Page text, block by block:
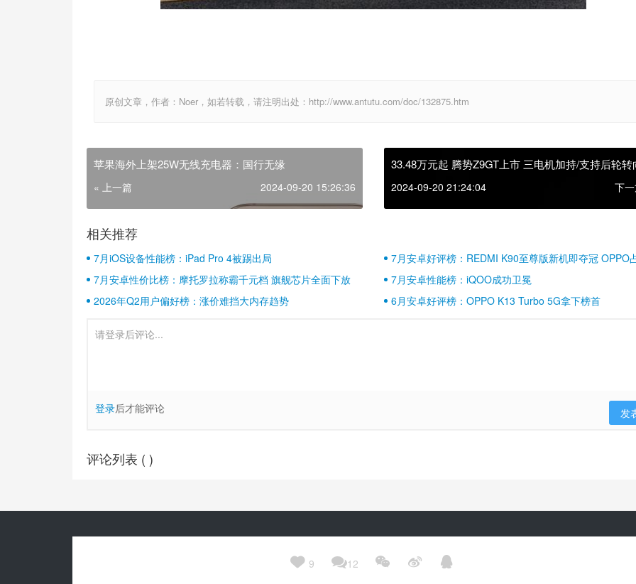
原创文章，作者：Noer，如若转载，请注明出处：http://www.antutu.com/doc/132875.htm
 9 12   
苹果海外上架25W无线充电器：国行无缘
« 上一篇 2024-09-20 15:26:36
33.48万元起 腾势Z9GT上市 三电机加持/支持后轮转
2024-09-20 21:24:04 下
相关推荐
7月iOS设备性能榜：iPad Pro 4被踢出局
7月安卓好评榜：REDMI K90至尊版新机即夺冠 OPPO
壁江山
7月安卓性价比榜：摩托罗拉称霸千元档 旗舰芯片全面下放
7月安卓性能榜：iQOO成功卫冕
2026年Q2用户偏好榜：涨价难挡大内存趋势
6月安卓好评榜：OPPO K13 Turbo 5G拿下榜首
登录后才能评论 发
评论列表 ( )